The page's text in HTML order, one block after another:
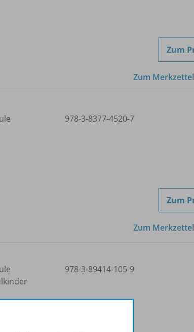
Zum
Zum
978-3-8377-4520-7
Zum
Zum
978-3-89414-105-9